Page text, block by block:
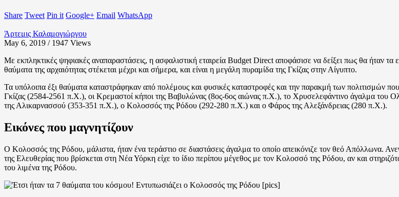
Share Tweet Pin it Google+ Email WhatsApp
Άρτεμις Καλαμογιώργου
May 6, 2019 / 1947 Views
Με εκπληκτικές ψηφιακές αναπαραστάσεις, η ασφαλιστική εταιρεία Budget Direct αποφάσισε να δείξει πως θα ήταν
θαύματα της αρχαιότητας στέκεται μέχρι και σήμερα, και είναι η μεγάλη πυραμίδα της Γκίζας στην Αίγυπτο.
Τα υπόλοιπα έξι θαύματα καταστράφηκαν από πολέμους και φυσικές καταστροφές και την παρακμή των πολιτισμών
Γκίζας (2584-2561 π.Χ.), οι Κρεμαστοί κήποι της Βαβυλώνας (8ος-6ος αιώνας π.Χ.), το Χρυσελεφάντινο άγαλμα
της Αλικαρνασσού (353-351 π.Χ.), ο Κολοσσός της Ρόδου (292-280 π.Χ.) και ο Φάρος της Αλεξάνδρειας (280 π.Χ.).
Εικόνες που μαγνητίζουν
Ο Κολοσσός της Ρόδου, μάλιστα, ήταν ένα τεράστιο σε διαστάσεις άγαλμα το οποίο απεικόνιζε τον θεό Απόλλωνα.
της Ελευθερίας που βρίσκεται στη Νέα Υόρκη είχε το ίδιο περίπου μέγεθος με τον Κολοσσό της Ρόδου, αν και
του λιμένα της Ρόδου.